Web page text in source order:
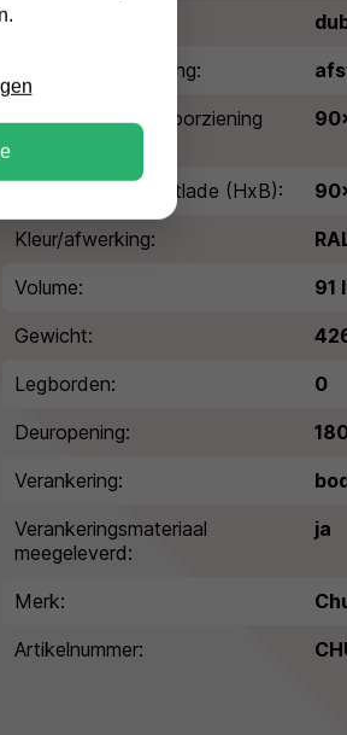
Type afstortopening:
Afmeting afstortvoorziening
Afmetingen afstortlade (HxB):
Kleur/afwerking:
Volume:
91
Gewicht:
Legborden:
0
Deuropening:
Verankering:
Verankeringsmateriaal
meegeleverd:
ja
Merk:
Artikelnummer: